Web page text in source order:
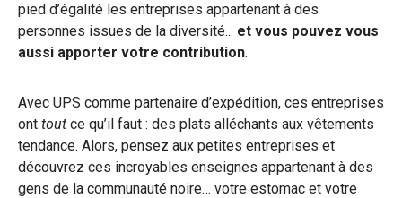
pied d’égalité les entreprises appartenant à des
personnes issues de la diversité... et vous pouvez vous
aussi apporter votre contribution.
Avec UPS comme partenaire d’expédition, ces entreprises
ont tout ce qu’il faut : des plats alléchants aux vêtements
tendance. Alors, pensez aux petites entreprises et
découvrez ces incroyables enseignes appartenant à des
gens de la communauté noire… votre estomac et votre